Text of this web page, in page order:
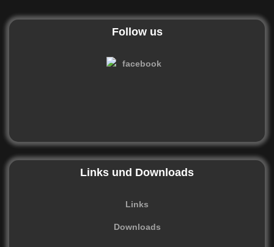
Follow us
Links und Downloads
Links
Downloads